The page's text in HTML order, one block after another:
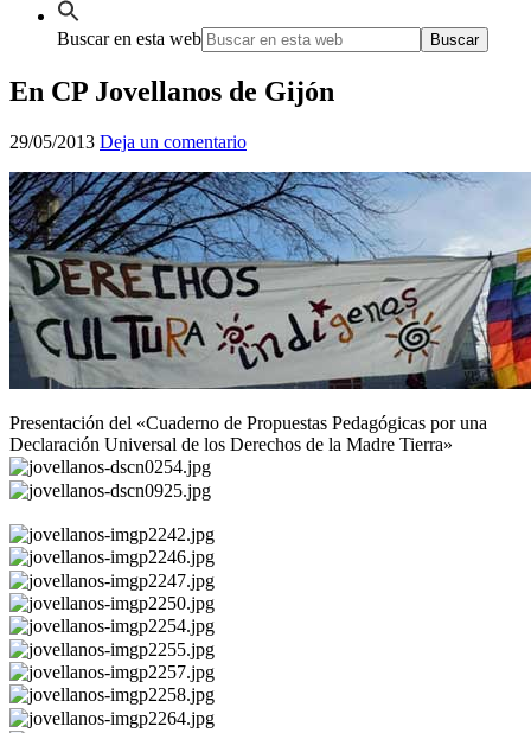
Buscar en esta web
En CP Jovellanos de Gijón
29/05/2013 Deja un comentario
Presentación del «Cuaderno de Propuestas Pedagógicas por una
Declaración Universal de los Derechos de la Madre Tierra»